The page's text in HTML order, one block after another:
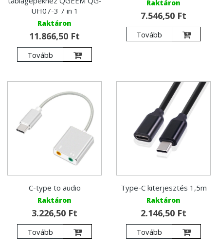
UH07-3 7 in 1
Raktáron
11.866,50 Ft
Tovább
Raktáron
7.546,50 Ft
Tovább
C-type to audio
Raktáron
3.226,50 Ft
Tovább
Type-C kiterjesztés 1,5m
Raktáron
2.146,50 Ft
Tovább